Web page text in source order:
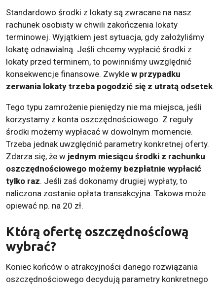
Standardowo środki z lokaty są zwracane na nasz
rachunek osobisty w chwili zakończenia lokaty
terminowej. Wyjątkiem jest sytuacja, gdy założyliśmy
lokatę odnawialną. Jeśli chcemy wypłacić środki z
lokaty przed terminem, to powinniśmy uwzględnić
konsekwencje finansowe. Zwykle w przypadku
zerwania lokaty trzeba pogodzić się z utratą odsetek.
Tego typu zamrożenie pieniędzy nie ma miejsca, jeśli
korzystamy z konta oszczędnościowego. Z reguły
środki możemy wypłacać w dowolnym momencie.
Trzeba jednak uwzględnić parametry konkretnej oferty.
Zdarza się, że w jednym miesiącu środki z rachunku
oszczędnościowego możemy bezpłatnie wypłacić
tylko raz. Jeśli zaś dokonamy drugiej wypłaty, to
naliczona zostanie opłata transakcyjna. Takowa może
opiewać np. na 20 zł.
Którą ofertę oszczędnościową
wybrać?
Koniec końców o atrakcyjności danego rozwiązania
oszczędnościowego decydują parametry konkretnego